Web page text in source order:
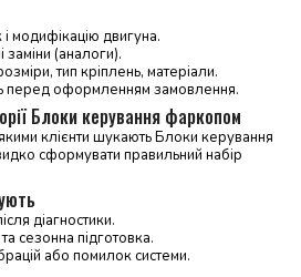
модифікацію двигуна.
заміни (аналоги).
тип кріплень, матеріали.
перед оформленням замовлення.
Блоки керування фаркопом
клієнти шукають Блоки керування
сформувати правильний набір
діагностики.
сезонна підготовка.
або помилок системи.